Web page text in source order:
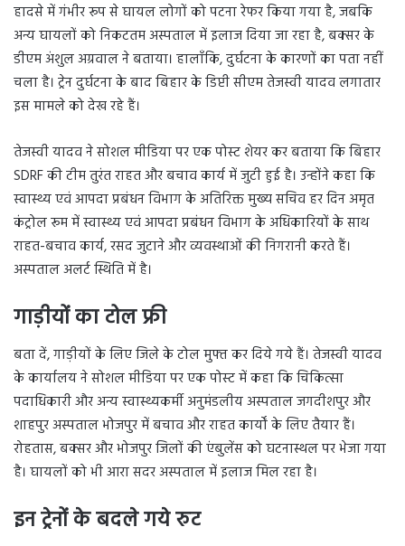
हादसे में गंभीर रूप से घायल लोगों को पटना रेफर किया गया है, जबकि
अन्य घायलों को निकटतम अस्पताल में इलाज दिया जा रहा है, बक्सर के
डीएम अंशुल अग्रवाल ने बताया। हालाँकि, दुर्घटना के कारणों का पता नहीं
चला है। ट्रेन दुर्घटना के बाद बिहार के डिप्टी सीएम तेजस्वी यादव लगातार
इस मामले को देख रहे हैं।
तेजस्वी यादव ने सोशल मीडिया पर एक पोस्ट शेयर कर बताया कि बिहार
SDRF की टीम तुरंत राहत और बचाव कार्य में जुटी हुई है। उन्होंने कहा कि
स्वास्थ्य एवं आपदा प्रबंधन विभाग के अतिरिक्त मुख्य सचिव हर दिन अमृत
कंट्रोल रूम में स्वास्थ्य एवं आपदा प्रबंधन विभाग के अधिकारियों के साथ
राहत-बचाव कार्य, रसद जुटाने और व्यवस्थाओं की निगरानी करते हैं।
अस्पताल अलर्ट स्थिति में है।
गाड़ीयों का टोल फ्री
बता दें, गाड़ीयों के लिए जिले के टोल मुफ्त कर दिये गये हैं। तेजस्वी यादव
के कार्यालय ने सोशल मीडिया पर एक पोस्ट में कहा कि चिकित्सा
पदाधिकारी और अन्य स्वास्थ्यकर्मी अनुमंडलीय अस्पताल जगदीशपुर और
शाहपुर अस्पताल भोजपुर में बचाव और राहत कार्यों के लिए तैयार हैं।
रोहतास, बक्सर और भोजपुर जिलों की एंबुलेंस को घटनास्थल पर भेजा गया
है। घायलों को भी आरा सदर अस्पताल में इलाज मिल रहा है।
इन ट्रेनों के बदले गये रुट